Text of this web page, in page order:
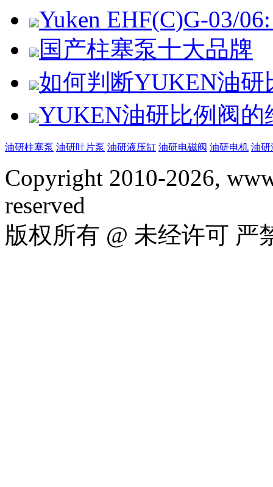
Yuken EHF(C)G-03/
国产柱塞泵十大品牌
如何判断YUKEN油
YUKEN油研比例阀的
油研柱塞泵 油研叶片泵 油研液压缸 油研电磁阀 油研电机 油研
Copyright 2010-2026,
reserved
版权所有 @ 未经许可 严